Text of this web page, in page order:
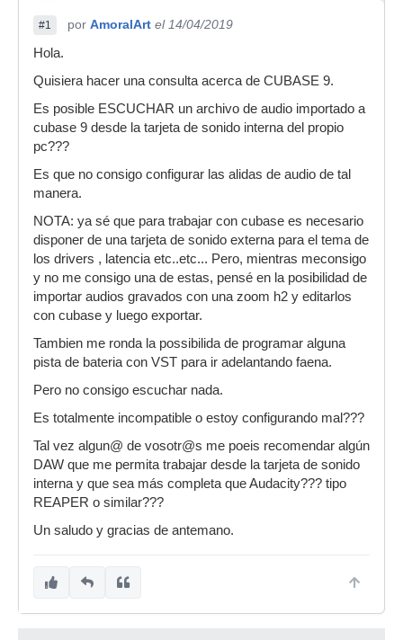
#1 por AmoralArt el 14/04/2019
Hola.
Quisiera hacer una consulta acerca de CUBASE 9.
Es posible ESCUCHAR un archivo de audio importado a
cubase 9 desde la tarjeta de sonido interna del propio
pc???
Es que no consigo configurar las alidas de audio de tal
manera.
NOTA: ya sé que para trabajar con cubase es necesario
disponer de una tarjeta de sonido externa para el tema de
los drivers , latencia etc..etc... Pero, mientras meconsigo
y no me consigo una de estas, pensé en la posibilidad de
importar audios gravados con una zoom h2 y editarlos
con cubase y luego exportar.
Tambien me ronda la possibilida de programar alguna
pista de bateria con VST para ir adelantando faena.
Pero no consigo escuchar nada.
Es totalmente incompatible o estoy configurando mal???
Tal vez algun@ de vosotr@s me poeis recomendar algún
DAW que me permita trabajar desde la tarjeta de sonido
interna y que sea más completa que Audacity??? tipo
REAPER o similar???
Un saludo y gracias de antemano.